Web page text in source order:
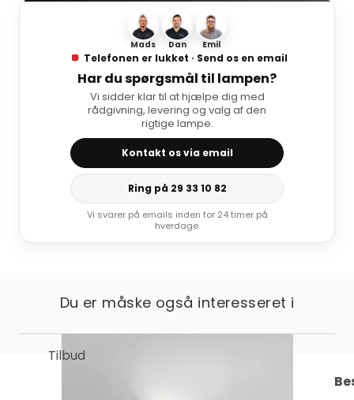
Mads Dan Emil
Telefonen er lukket · Send os en email
Har du spørgsmål til lampen?
Vi sidder klar til at hjælpe dig med
rådgivning, levering og valg af den
rigtige lampe.
Kontakt os via email
Ring på 29 33 10 82
Vi svarer på emails inden for 24 timer på
hverdage.
Du er måske også interesseret i
Tilbud